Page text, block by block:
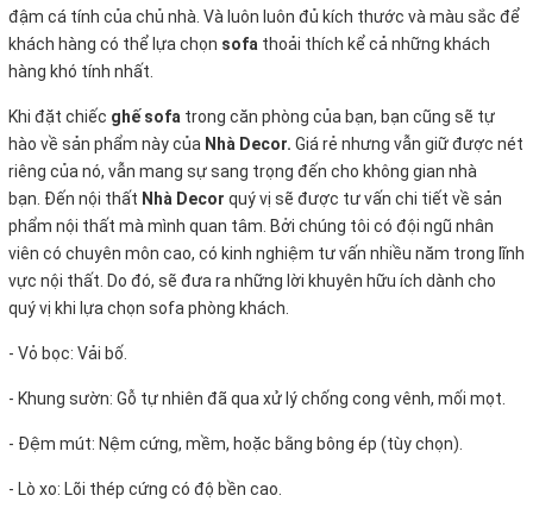
đậm cá tính của chủ nhà. Và luôn luôn đủ kích thước và màu sắc để
khách hàng có thể lựa chọn sofa thoải thích kể cả những khách
hàng khó tính nhất.
Khi đặt chiếc ghế sofa trong căn phòng của bạn, bạn cũng sẽ tự
hào về sản phẩm này của Nhà Decor. Giá rẻ nhưng vẫn giữ được nét
riêng của nó, vẫn mang sự sang trọng đến cho không gian nhà
bạn. Đến nội thất Nhà Decor quý vị sẽ được tư vấn chi tiết về sản
phẩm nội thất mà mình quan tâm. Bởi chúng tôi có đội ngũ nhân
viên có chuyên môn cao, có kinh nghiệm tư vấn nhiều năm trong lĩnh
vực nội thất. Do đó, sẽ đưa ra những lời khuyên hữu ích dành cho
quý vị khi lựa chọn sofa phòng khách.
- Vỏ bọc: Vải bố.
- Khung sườn: Gỗ tự nhiên đã qua xử lý chống cong vênh, mối mọt.
- Đệm mút: Nệm cứng, mềm, hoặc bằng bông ép (tùy chọn).
- Lò xo: Lõi thép cứng có độ bền cao.